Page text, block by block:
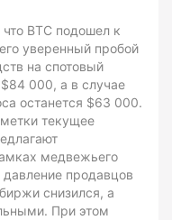
что BTC подошел к
уверенный пробой
на спотовый
000, а в случае
останется $63 000.
текущее
медвежьего
продавцов
снизился, а
При этом